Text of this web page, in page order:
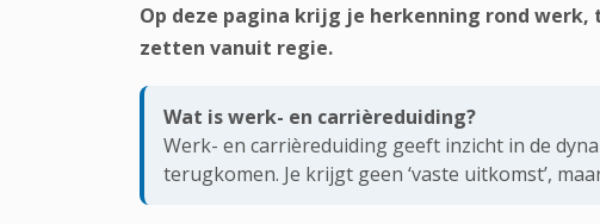
Op deze pagina krijg je herkenning rond
zetten vanuit regie.
Wat is werk- en carrièreduiding?
Werk- en carrièreduiding geeft inzicht in de
terugkomen. Je krijgt geen ‘vaste uitkomst’,